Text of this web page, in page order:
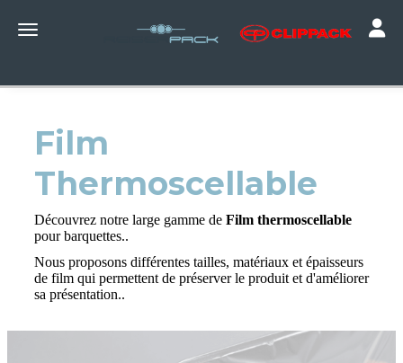
Toggle navigation
Film
Thermoscellable
Découvrez notre large gamme de Film thermoscellable
pour barquettes..
Nous proposons différentes tailles, matériaux et épaisseurs
de film qui permettent de préserver le produit et d'améliorer
sa présentation..